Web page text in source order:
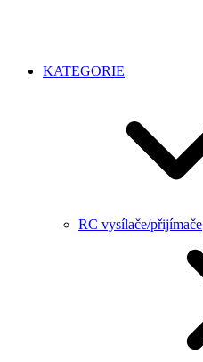
KATEGORIE
RC vysílače/přijímače